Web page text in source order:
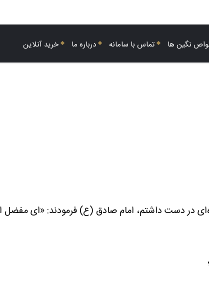
نگین ها تماس با سامانه درباره ما خرید آنلاین
در دست داشتم، امام صادق (ع) فرمودند: «ای مفضل